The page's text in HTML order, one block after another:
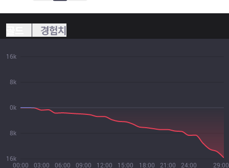
경험치
00:00 03:00 06:00 09:00 12:00 15:00 18:00 21:00 24:00 29:00
16k
8k
0k
8k
16k